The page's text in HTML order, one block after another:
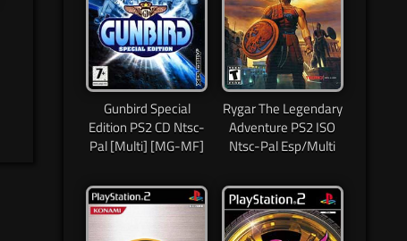
Gunbird Special
Edition PS2 CD Ntsc-
Pal [Multi] [MG-MF]
Rygar The Legendary
Adventure PS2 ISO
Ntsc-Pal Esp/Multi